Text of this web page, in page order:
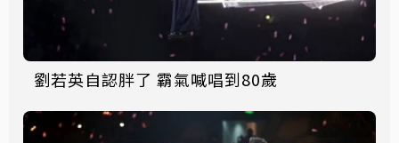
劉若英自認胖了 霸氣喊唱到80歲